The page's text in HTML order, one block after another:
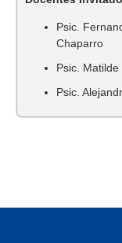
Psic.
Chaparro
Psic.
Psic.